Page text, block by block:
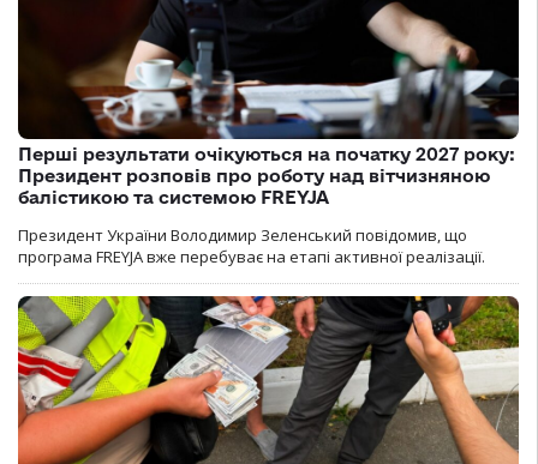
Перші результати очікуються на початку 2027 року:
Президент розповів про роботу над вітчизняною
балістикою та системою FREYJA
Президент України Володимир Зеленський повідомив, що
програма FREYJA вже перебуває на етапі активної реалізації.